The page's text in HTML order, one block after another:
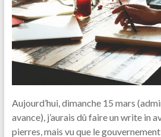
Aujourd’hui, dimanche 15 mars
avance), j’aurais dû faire un write in
pierres, mais vu que le